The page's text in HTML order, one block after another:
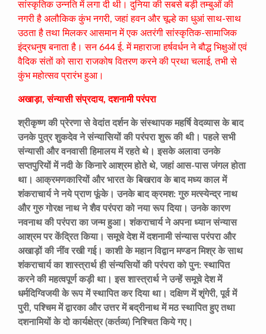
सांस्कृतिक उन्नति में लगा दी थी। दुनिया की सबसे बड़ी तम्बुओं की
नगरी है अलौकिक कुंभ नगरी, जहां हवन और चूल्हे का धुआं साथ-साथ
उठता है तथा मिलकर आसमान में एक अतरंगी सांस्कृतिक-सामाजिक
इंद्रधनुष बनाता है। सन 644 ई. में महाराजा हर्षवर्धन ने बौद्ध भिक्षुओं एवं
वैदिक संतों को सारा राजकोष वितरण करने की प्रथा चलाई, तभी से
कुंभ महोत्सव प्रारंभ हुआ।
अखाड़ा, संन्यासी संप्रदाय, दशनामी परंपरा
श्रीकृष्ण की प्रेरणा से वेदांत दर्शन के संस्थापक महर्षि वेदव्यास के बाद
उनके पुत्र शुकदेव ने संन्यासियों की परंपरा शुरू की थी। पहले सभी
संन्यासी और वनवासी हिमालय में रहते थे। इसके अलावा उनके
सप्तपुरियों में नदी के किनारे आश्रम होते थे, जहां आस-पास जंगल होता
था। आक्रमणकारियों और भारत के बिखराव के बाद मध्य काल में
शंकराचार्य ने नये प्राण फूंके। उनके बाद क्रमश: गुरु मत्स्येन्द्र नाथ
और गुरु गोरक्ष नाथ ने शैव परंपरा को नया रूप दिया। उनके कारण
नवनाथ की परंपरा का जन्म हुआ। शंकराचार्य ने अपना ध्यान संन्यास
आश्रम पर केंद्रित किया। समूचे देश में दशनामी संन्यास परंपरा और
अखाड़ों की नींव रखी गई। काशी के महान विद्वान मण्डन मिश्र के साथ
शंकराचार्य का शास्त्रार्थ ही संन्यसियों की परंपरा को पुन: स्थापित
करने की महत्वपूर्ण कड़ी था। इस शास्त्रार्थ ने उन्हें समूचे देश में
धर्मदिग्विजयी के रूप में स्थापित कर दिया था। दक्षिण में शृंगेरी, पूर्व में
पुरी, पश्चिम में द्वारका और उत्तर में बद्रीनाथ में मठ स्थापित हुए तथा
दशनामियों के दो कार्यक्षेत्र (कर्तव्य) निश्चित किये गए।